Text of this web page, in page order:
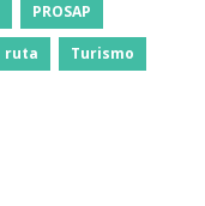
PROSAP
ruta Turismo